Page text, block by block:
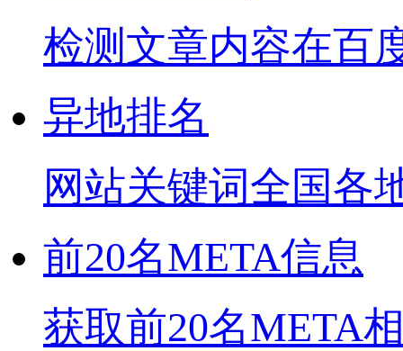
检测文章内容在百
异地排名
网站关键词全国各
前20名META信息
获取前20名META